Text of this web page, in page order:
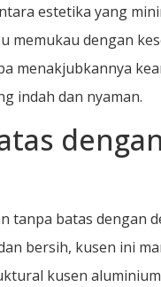
estetika yang
memukau dengan
menakjubkannya
indah dan nyaman.
tanpa batas dengan
bersih, kusen ini
kusen